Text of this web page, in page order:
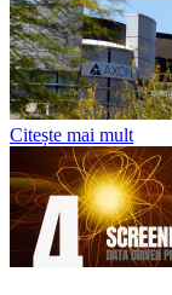
Citește mai mult